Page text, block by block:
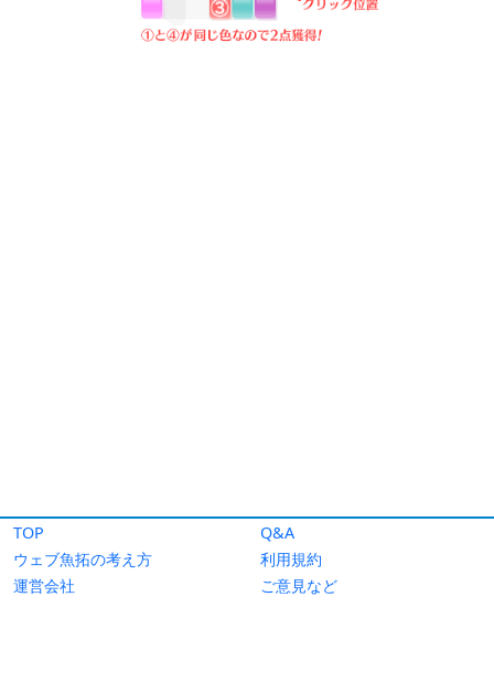
TOP
Q&A
ウェブ魚拓の考え方
利用規約
運営会社
ご意見など